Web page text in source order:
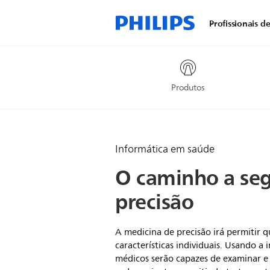
Profissionais
Produtos
Informática em saúde
O caminho a
precisão
A medicina de precisão irá permitir
características individuais. Usando
médicos serão capazes de examinar